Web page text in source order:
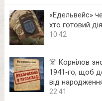
«Едельвейс»
хто готовий
10:42
☠️ Корнілов
1941‑го, щоб
від
22:41